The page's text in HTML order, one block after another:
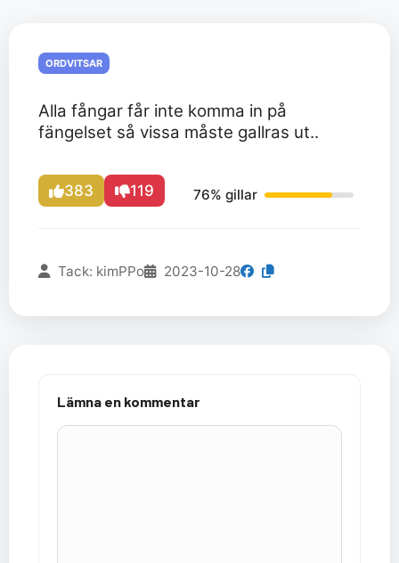
ORDVITSAR
Alla fångar får inte komma in på
fängelset så vissa måste gallras ut..
383 119 76% gillar
Tack: kimPPo 2023-10-28
Lämna en kommentar
Kommentar